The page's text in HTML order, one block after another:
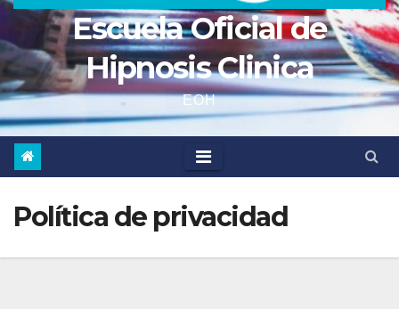
Escuela Oficial de
Hipnosis Clinica
EOH
Política de privacidad